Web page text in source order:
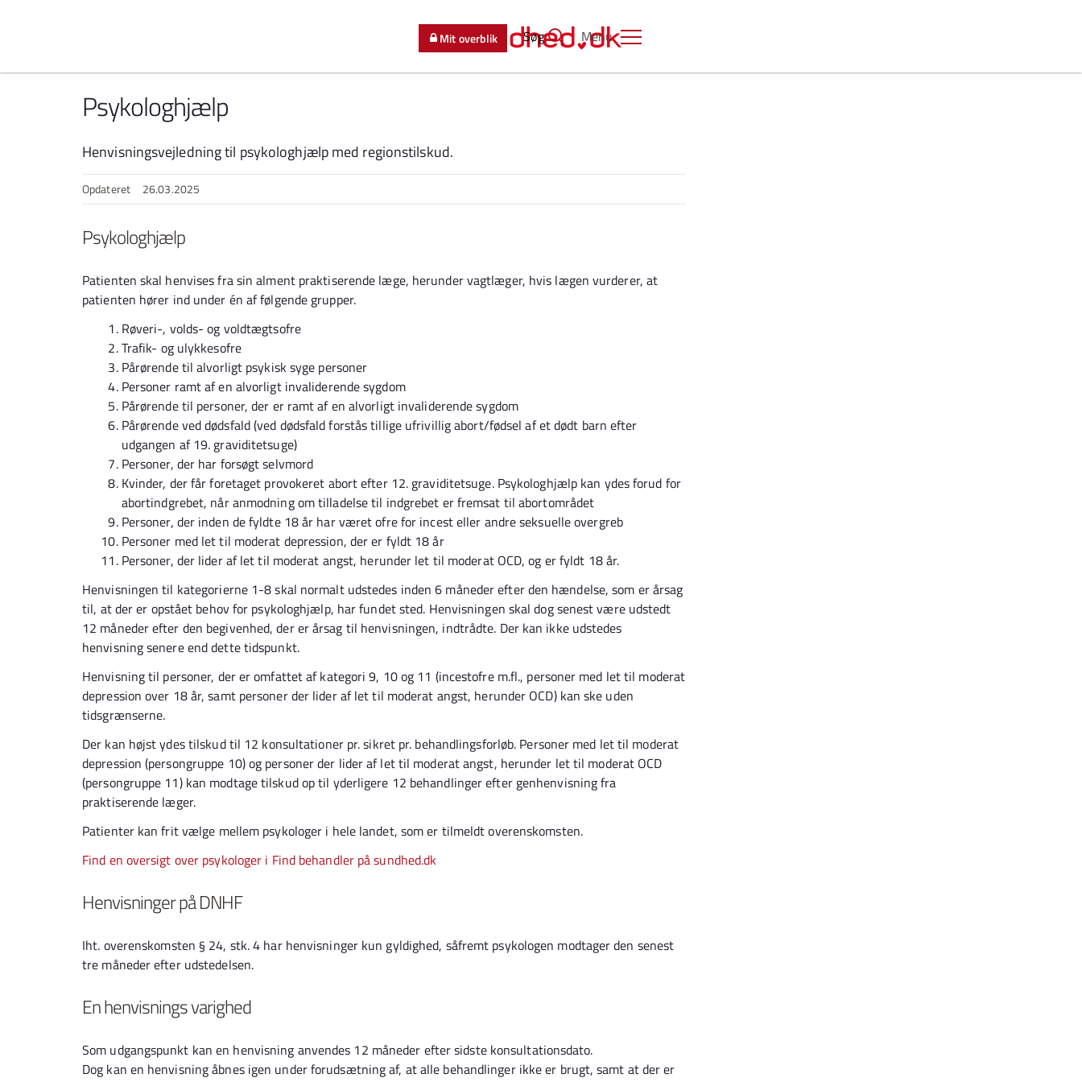
Menu
Søg
Mit overblik
Psykologhjælp
Henvisningsvejledning til psykologhjælp med regionstilskud.
Opdateret 26.03.2025
Psykologhjælp
Patienten skal henvises fra sin alment praktiserende læge, herunder vagtlæger, hvis lægen vurderer, at
patienten hører ind under én af følgende grupper.
Røveri-, volds- og voldtægtsofre
Trafik- og ulykkesofre
Pårørende til alvorligt psykisk syge personer
Personer ramt af en alvorligt invaliderende sygdom
Pårørende til personer, der er ramt af en alvorligt invaliderende sygdom
Pårørende ved dødsfald (ved dødsfald forstås tillige ufrivillig abort/fødsel af et dødt barn efter
udgangen af 19. graviditetsuge)
Personer, der har forsøgt selvmord
Kvinder, der får foretaget provokeret abort efter 12. graviditetsuge. Psykologhjælp kan ydes forud for
abortindgrebet, når anmodning om tilladelse til indgrebet er fremsat til abortområdet
Personer, der inden de fyldte 18 år har været ofre for incest eller andre seksuelle overgreb
Personer med let til moderat depression, der er fyldt 18 år
Personer, der lider af let til moderat angst, herunder let til moderat OCD, og er fyldt 18 år.
Henvisningen til kategorierne 1-8 skal normalt udstedes inden 6 måneder efter den hændelse, som er årsag
til, at der er opstået behov for psykologhjælp, har fundet sted. Henvisningen skal dog senest være udstedt
12 måneder efter den begivenhed, der er årsag til henvisningen, indtrådte. Der kan ikke udstedes
henvisning senere end dette tidspunkt.
Henvisning til personer, der er omfattet af kategori 9, 10 og 11 (incestofre m.fl., personer med let til moderat
depression over 18 år, samt personer der lider af let til moderat angst, herunder OCD) kan ske uden
tidsgrænserne.
Der kan højst ydes tilskud til 12 konsultationer pr. sikret pr. behandlingsforløb. Personer med let til moderat
depression (persongruppe 10) og personer der lider af let til moderat angst, herunder let til moderat OCD
(persongruppe 11) kan modtage tilskud op til yderligere 12 behandlinger efter genhenvisning fra
praktiserende læger.
Patienter kan frit vælge mellem psykologer i hele landet, som er tilmeldt overenskomsten.
Find en oversigt over psykologer i Find behandler på sundhed.dk
Henvisninger på DNHF
Iht. overenskomsten § 24, stk. 4 har henvisninger kun gyldighed, såfremt psykologen modtager den senest
tre måneder efter udstedelsen.
En henvisnings varighed
Som udgangspunkt kan en henvisning anvendes 12 måneder efter sidste konsultationsdato.
Dog kan en henvisning åbnes igen under forudsætning af, at alle behandlinger ikke er brugt, samt at der er